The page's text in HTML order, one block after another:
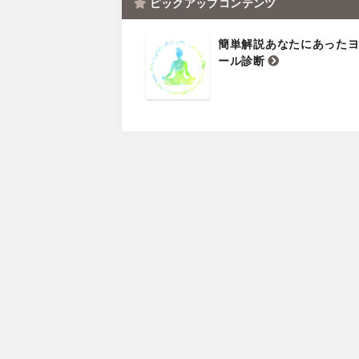
ピックアップコンテンツ
簡単解説あなたにあった
ール診断